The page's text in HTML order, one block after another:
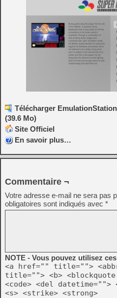
Télécharger EmulationStation
(39.6 Mo)
Site Officiel
En savoir plus…
Commentaire ¬
Votre adresse e-mail ne sera pas
obligatoires sont indiqués avec *
NOTE - Vous pouvez utilisez
<a href="" title="">
title=""> <b>
<code> <del datetime="">
<s> <strike> <strong>